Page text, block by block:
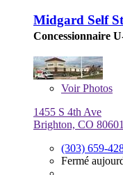
Midgard Self
Concessionnaire
VoirPhotos
1455 S 4th Ave
Brighton, CO 80601
(303) 659-
Fermé